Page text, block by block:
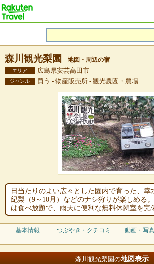
森川観光梨園 地図・周辺の宿
エリア 広島県安芸高田市
ジャンル 買う - 物産販売所 - 観光農園・農場
日当たりのよい広々とした園内で育った、幸
紀梨（9～10月）などのナシ狩りが楽しめる
は食べ放題で、雨天に便利な無料休憩室を完
基本情報 つぶやき・クチコミ 動画・写真
森川観光梨園の地図表示